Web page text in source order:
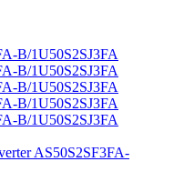
AS50S2SF3FA-